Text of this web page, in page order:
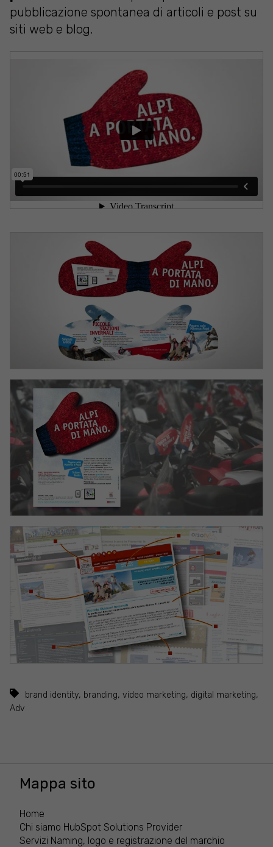
pubblicazione spontanea di articoli e post su
siti web e blog.
brand identity, branding, video marketing, digital marketing,
Adv
Mappa sito
Home
Chi siamo HubSpot Solutions Provider
Servizi Naming, logo e registrazione del marchio